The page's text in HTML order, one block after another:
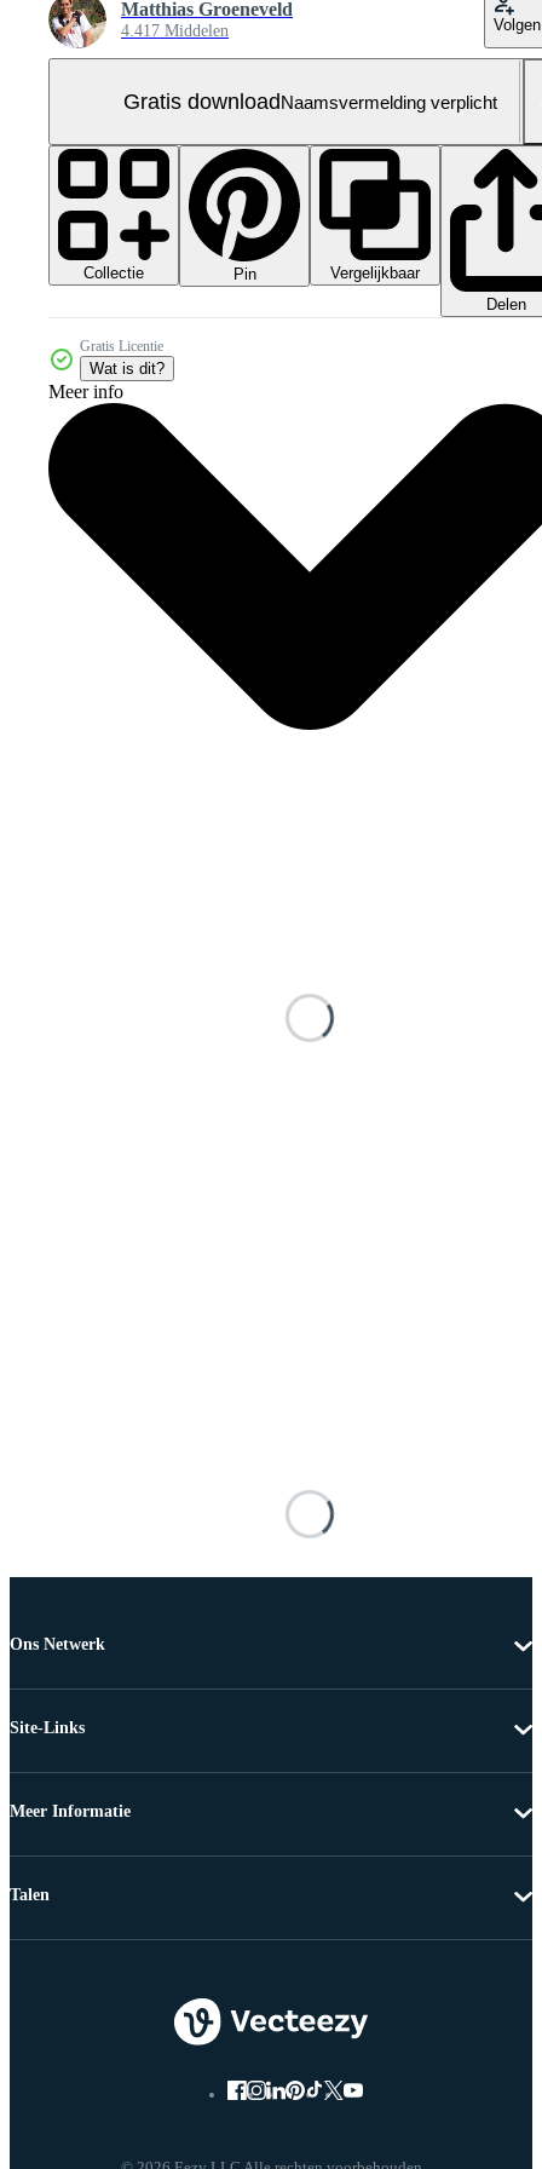
Matthias Groeneveld
4.417 Middelen Volgen
Gratis downloadNaamsvermelding verplicht
Collectie Pin
Vergelijkbaar
Delen
Gratis Licentie
Wat is dit?
Meer info
Ons Netwerk
Site-Links
Meer Informatie
Talen